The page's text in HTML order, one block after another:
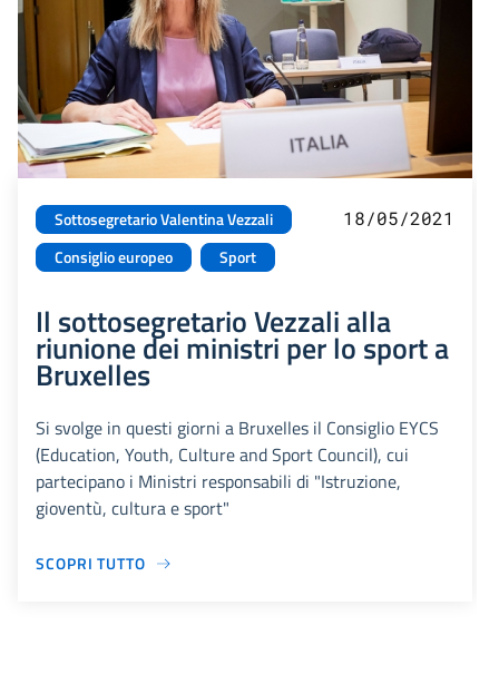
Sottosegretario Valentina Vezzali
Consiglio europeo
Sport
18/05/2021
Il sottosegretario Vezzali alla
riunione dei ministri per lo sport a
Bruxelles
Si svolge in questi giorni a Bruxelles il Consiglio EYCS
(Education, Youth, Culture and Sport Council), cui
partecipano i Ministri responsabili di "Istruzione,
gioventù, cultura e sport"
SCOPRI TUTTO